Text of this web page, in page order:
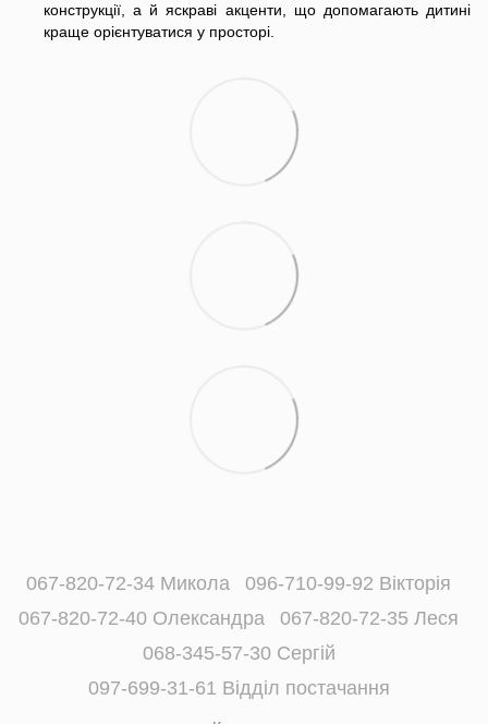
конструкції, а й яскраві акценти, що допомагають дитині
краще орієнтуватися у просторі.
067-820-72-34 Микола
096-710-99-92 Вікторія
067-820-72-40 Олександра
067-820-72-35 Леся
068-345-57-30 Сергій
097-699-31-61 Відділ постачання